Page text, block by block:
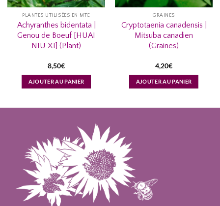
PLANTES UTILISÉES EN MTC
Achyranthes bidentata |
Genou de Boeuf [HUAI
NIU XI] (Plant)
8,50€
AJOUTER AU PANIER
GRAINES
Cryptotaenia canadensis |
Mitsuba canadien
(Graines)
4,20€
AJOUTER AU PANIER